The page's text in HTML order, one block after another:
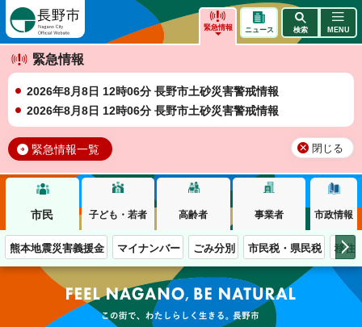
緊急情報
緊急情報
2026年8月8日 12時06分 長野市土砂災害警戒情報
2026年8月8日 12時06分 長野市土砂災害警戒情報
緊急情報一覧 閉じる
ニュース 検索 MENU
市民 子ども・若者 高齢者 事業者 市政情報
熊本地震災害義援金 マイナンバー ごみ分別 市民税・県民税 移住
この街で、わたしらしく生きる。長野市